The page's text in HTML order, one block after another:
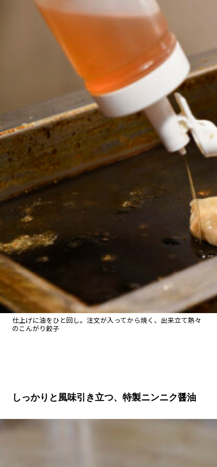
仕上げに油をひと回し。注文が入ってから焼く、出来立て熱々
のこんがり餃子
しっかりと風味引き立つ、特製ニンニク醤油